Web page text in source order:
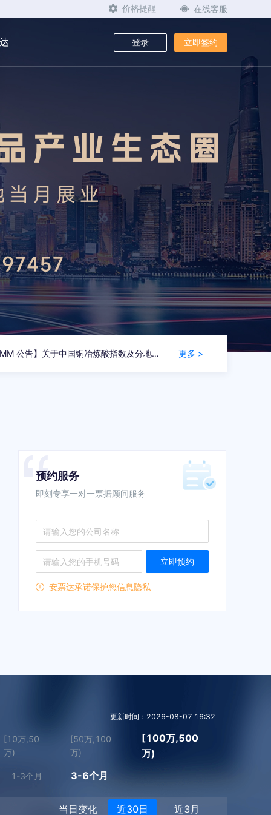
价格提醒 在线客服
登录 立即签约
【SMM 公告】关于中国铜冶炼酸指数及分地区冶炼酸出厂价价格点更新频率调整为日度的公告 更多 >
预约服务
即刻专享一对一票据顾问服务
立即预约
安票达承诺保护您信息隐私
更新时间：2026-08-07 16:32
[10万,50
万)
[50万,100
万)
[100万,500
万)
1-3个月 3-6个月
当日变化 近30日 近3月